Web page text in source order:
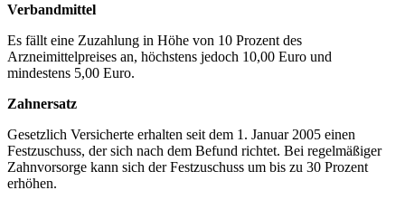
Verbandmittel
Es fällt eine Zuzahlung in Höhe von 10 Prozent des
Arzneimittelpreises an, höchstens jedoch 10,00 Euro und
mindestens 5,00 Euro.
Zahnersatz
Gesetzlich Versicherte erhalten seit dem 1. Januar 2005 einen
Festzuschuss, der sich nach dem Befund richtet. Bei regelmäßiger
Zahnvorsorge kann sich der Festzuschuss um bis zu 30 Prozent
erhöhen.